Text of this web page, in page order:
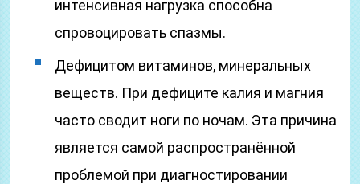
интенсивная нагрузка способна
спровоцировать спазмы.
Дефицитом витаминов, минеральных
веществ. При дефиците калия и магния
часто сводит ноги по ночам. Эта причина
является самой распространённой
проблемой при диагностировании